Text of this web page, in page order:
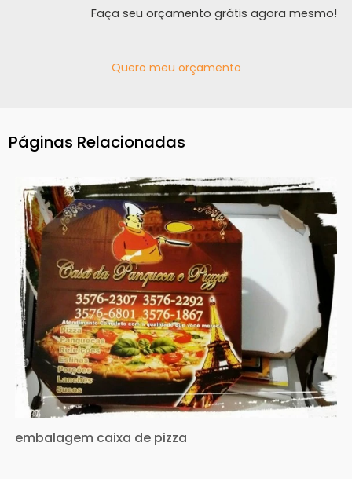
Faça seu orçamento grátis agora mesmo!
Quero meu orçamento
Páginas Relacionadas
embalagem caixa de pizza